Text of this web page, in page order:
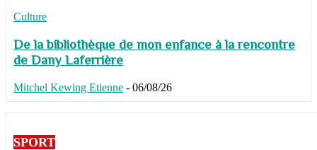
Culture
De la bibliothèque de mon enfance à la rencontre
de Dany Laferrière
Mitchel Kewing Etienne - 06/08/26
SPORT